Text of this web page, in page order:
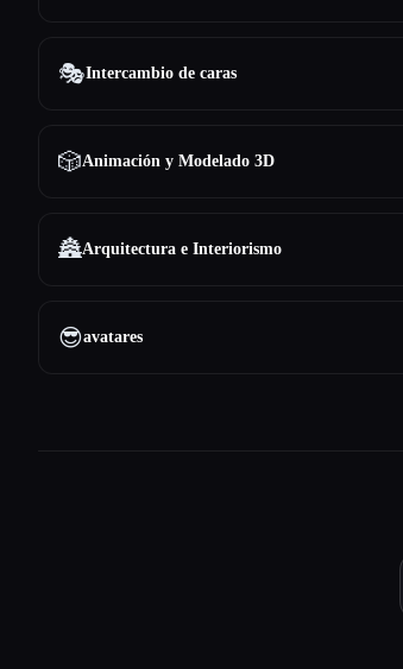
🎭Intercambio de caras
🎲Animación y Modelado 3D
🏯Arquitectura e Interiorismo
😎avatares